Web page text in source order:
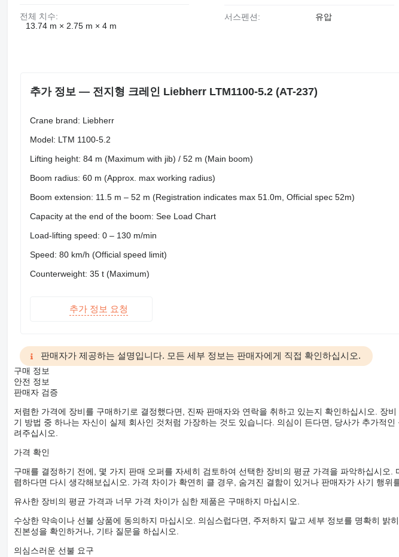
전체 치수:
13.74 m × 2.75 m × 4 m
서스펜션: 유압
추가 정보 — 전지형 크레인 Liebherr LTM1100-5.2 (AT-237)
Crane brand: Liebherr
Model: LTM 1100-5.2
Lifting height: 84 m (Maximum with jib) / 52 m (Main boom)
Boom radius: 60 m (Approx. max working radius)
Boom extension: 11.5 m – 52 m (Registration indicates max 51.0m, Official spec 52m)
Capacity at the end of the boom: See Load Chart
Load-lifting speed: 0 – 130 m/min
Speed: 80 km/h (Official speed limit)
Counterweight: 35 t (Maximum)
추가 정보 요청
판매자가 제공하는 설명입니다. 모든 세부 정보는 판매자에게 직접 확인하십시오.
구매 정보
안전 정보
판매자 검증
저렴한 가격에 장비를 구매하기로 결정했다면, 진짜 판매자와 연락을 취하고 있는지 확인하십시오. 장
기 방법 중 하나는 자신이 실제 회사인 것처럼 가장하는 것도 있습니다. 의심이 든다면, 당사가 추가적
려주십시오.
가격 확인
구매를 결정하기 전에, 몇 가지 판매 오퍼를 자세히 검토하여 선택한 장비의 평균 가격을 파악하십시오.
렴하다면 다시 생각해보십시오. 가격 차이가 확연히 클 경우, 숨겨진 결함이 있거나 판매자가 사기 행위
유사한 장비의 평균 가격과 너무 가격 차이가 심한 제품은 구매하지 마십시오.
수상한 약속이나 선불 상품에 동의하지 마십시오. 의심스럽다면, 주저하지 말고 세부 정보를 명확히 밝
진본성을 확인하거나, 기타 질문을 하십시오.
의심스러운 선불 요구